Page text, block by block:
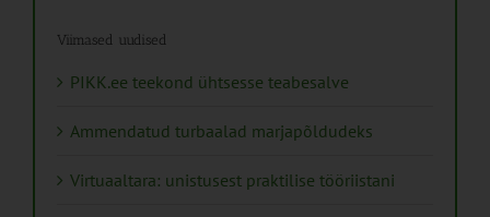
Viimased uudised
PIKK.ee teekond ühtsesse teabesalve
Ammendatud turbaalad marjapõldudeks
Virtuaaltara: unistusest praktilise tööriistani